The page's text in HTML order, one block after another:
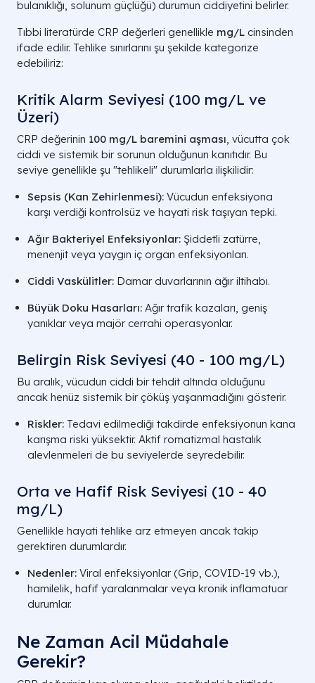
bulanıklığı, solunum güçlüğü) durumun ciddiyetini belirler.
Tıbbi literatürde CRP değerleri genellikle mg/L cinsinden
ifade edilir. Tehlike sınırlarını şu şekilde kategorize
edebiliriz:
Kritik Alarm Seviyesi (100 mg/L ve
Üzeri)
CRP değerinin 100 mg/L baremini aşması, vücutta çok
ciddi ve sistemik bir sorunun olduğunun kanıtıdır. Bu
seviye genellikle şu "tehlikeli" durumlarla ilişkilidir:
Sepsis (Kan Zehirlenmesi): Vücudun enfeksiyona
karşı verdiği kontrolsüz ve hayati risk taşıyan tepki.
Ağır Bakteriyel Enfeksiyonlar: Şiddetli zatürre,
menenjit veya yaygın iç organ enfeksiyonları.
Ciddi Vaskülitler: Damar duvarlarının ağır iltihabı.
Büyük Doku Hasarları: Ağır trafik kazaları, geniş
yanıklar veya majör cerrahi operasyonlar.
Belirgin Risk Seviyesi (40 - 100 mg/L)
Bu aralık, vücudun ciddi bir tehdit altında olduğunu
ancak henüz sistemik bir çöküş yaşanmadığını gösterir.
Riskler: Tedavi edilmediği takdirde enfeksiyonun kana
karışma riski yüksektir. Aktif romatizmal hastalık
alevlenmeleri de bu seviyelerde seyredebilir.
Orta ve Hafif Risk Seviyesi (10 - 40
mg/L)
Genellikle hayati tehlike arz etmeyen ancak takip
gerektiren durumlardır.
Nedenler: Viral enfeksiyonlar (Grip, COVID-19 vb.),
hamilelik, hafif yaralanmalar veya kronik inflamatuar
durumlar.
Ne Zaman Acil Müdahale
Gerekir?